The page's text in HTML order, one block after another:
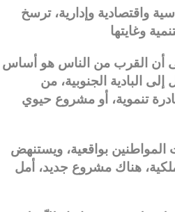
واقتصادية وإدارية، ترسخ
أن القرب من الناس هو أساس
البادية الجنوبية، من
تنموية، أو مشروع حيوي
المواطنين بواقعية، ويستنهض
هناك مشروع جديد، أمل